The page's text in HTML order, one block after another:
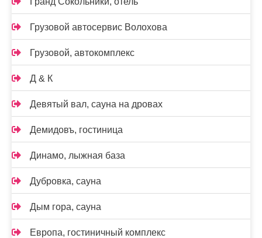
Грузовой автосервис Волохова
Грузовой, автокомплекс
Д & К
Девятый вал, сауна на дровах
Демидовъ, гостиница
Динамо, лыжная база
Дубровка, сауна
Дым гора, сауна
Европа, гостиничный комплекс